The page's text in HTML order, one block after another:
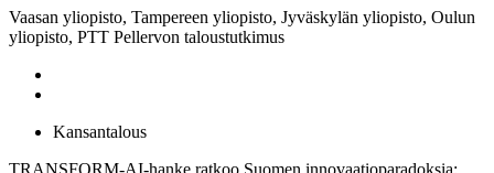
Vaasan yliopisto, Tampereen yliopisto, Jyväskylän yliopisto, Oulun
yliopisto, PTT Pellervon taloustutkimus
Kansantalous